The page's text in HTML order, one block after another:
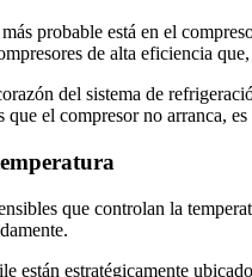
probable está en el
de alta eficiencia
del sistema de
que el compresor no arranca,
que controlan la
están estratégicamente